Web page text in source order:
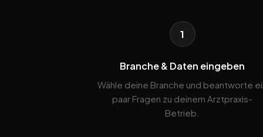
1
Branche & Daten eingeben
Wähle deine Branche und beantworte
paar Fragen zu deinem Arztpraxis-
Betrieb.